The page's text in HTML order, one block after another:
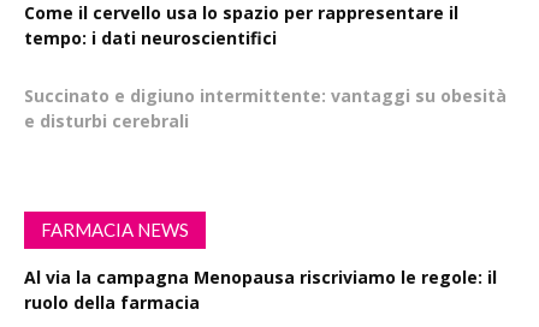
Come il cervello usa lo spazio per rappresentare il
tempo: i dati neuroscientifici
Succinato e digiuno intermittente: vantaggi su obesità
e disturbi cerebrali
FARMACIA NEWS
Al via la campagna Menopausa riscriviamo le regole: il
ruolo della farmacia